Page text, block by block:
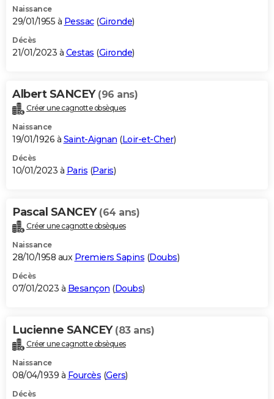
Naissance
29/01/1955 à Pessac(Gironde)
Décès
21/01/2023 à Cestas (Gironde)
Albert SANCEY (96 ans)
Créer une cagnotte obsèques
Naissance
19/01/1926 à Saint-Aignan (Loir-et-Cher)
Décès
10/01/2023 à Paris (Paris)
Pascal SANCEY (64 ans)
Créer une cagnotte obsèques
Naissance
28/10/1958 aux Premiers Sapins (Doubs)
Décès
07/01/2023 à Besançon (Doubs)
Lucienne SANCEY (83 ans)
Créer une cagnotte obsèques
Naissance
08/04/1939 à Fourcès (Gers)
Décès